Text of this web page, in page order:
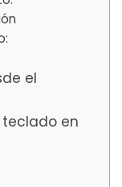
el
en